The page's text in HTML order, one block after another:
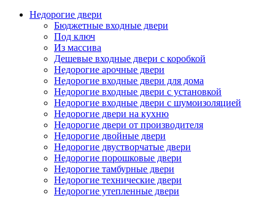
Недорогие двери
Бюджетные входные двери
Под ключ
Из массива
Дешевые входные двери с коробкой
Недорогие арочные двери
Недорогие входные двери для дома
Недорогие входные двери с установкой
Недорогие входные двери с шумоизоляцией
Недорогие двери на кухню
Недорогие двери от производителя
Недорогие двойные двери
Недорогие двустворчатые двери
Недорогие порошковые двери
Недорогие тамбурные двери
Недорогие технические двери
Недорогие утепленные двери